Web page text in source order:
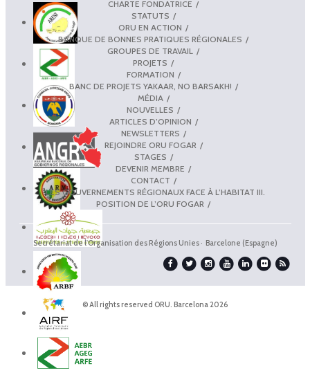
CHARTE FONDATRICE
STATUTS
ORU EN ACTION
BANQUE DE BONNES PRATIQUES RÉGIONALES
GROUPES DE TRAVAIL
PROJETS
FORMATION
BANC DE PROJETS YAKAAR, NO BARSAKH!
MÉDIA
NOUVELLES
ARTICLES D’OPINION
NEWSLETTERS
REJOINDRE ORU FOGAR
STAGES
DEVENIR MEMBRE
CONTACT
LES GOUVERNEMENTS RÉGIONAUX FACE À L’HABITAT III.
POSITION DE L’ORU FOGAR
Secrétariat de l'Organisation des Régions Unies · Barcelone (Espagne)
© All rights reserved ORU. Barcelona 2026